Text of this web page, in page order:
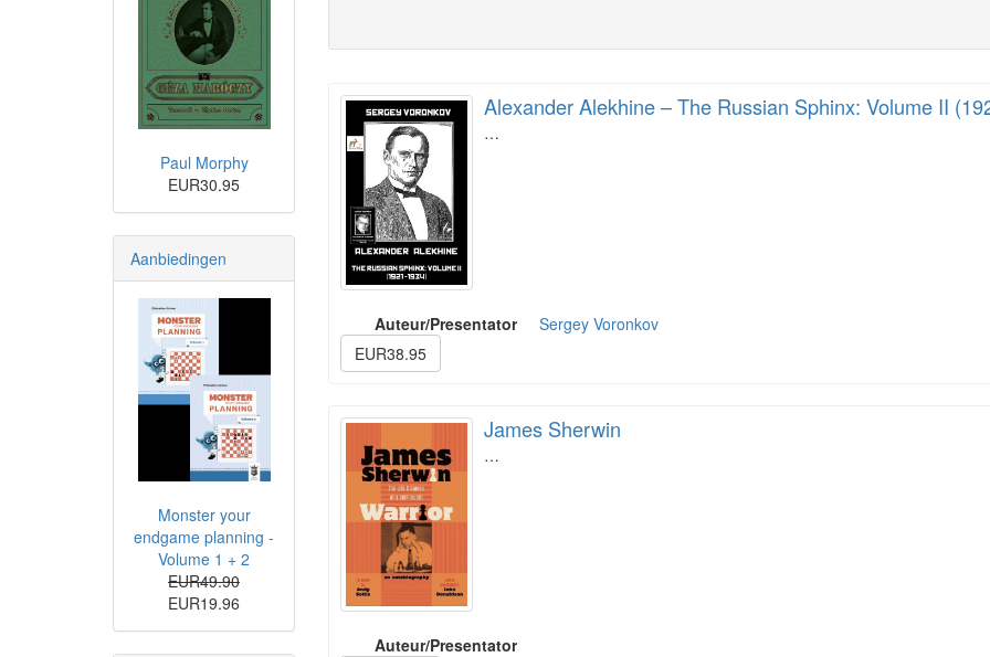
Alexander Alekhine – The Russian Sphinx: Volume II
…
Auteur/Presentator
Sergey Voronkov
EUR38.95
James Sherwin
…
Auteur/Presentator
Paul Morphy
EUR30.95
Aanbiedingen
Monster your
endgame planning -
Volume 1 + 2
EUR49.90
EUR19.96